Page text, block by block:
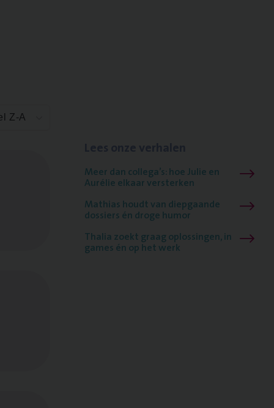
Z-A
Meer dan collega’s: hoe Julie en
Aurélie elkaar versterken
Mathias houdt van diepgaande
dossiers én droge humor
Thalia zoekt graag oplossingen, in
games én op het werk